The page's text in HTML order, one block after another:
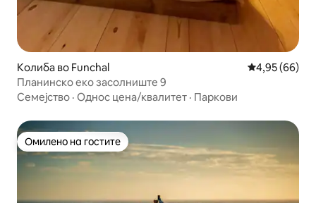
Колиба во Funchal Просечна
4,95 (66)
Планинско еко засолниште 9
Семејство · Однос цена/квалитет · Паркови
Омилено на гостите
Омилено на гостите